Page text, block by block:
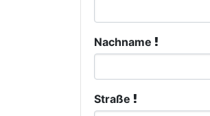
Nachname
Straße